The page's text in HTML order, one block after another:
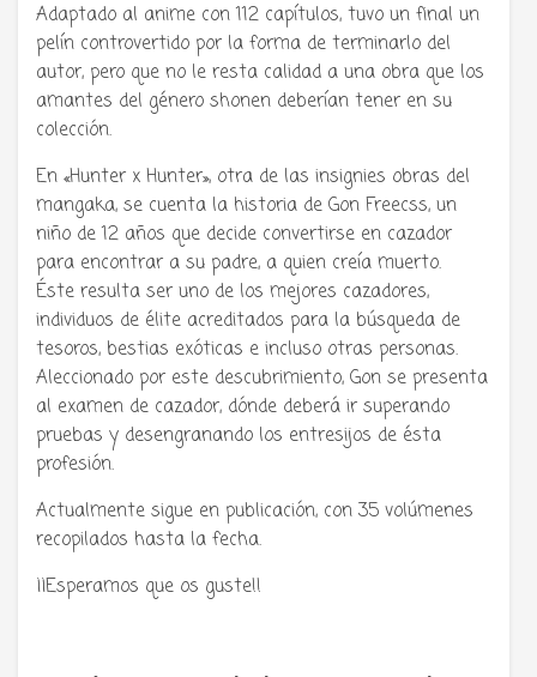
Adaptado al anime con 112 capítulos, tuvo un final un
pelín controvertido por la forma de terminarlo del
autor, pero que no le resta calidad a una obra que los
amantes del género shonen deberían tener en su
colección.
En «Hunter x Hunter», otra de las insignies obras del
mangaka, se cuenta la historia de Gon Freecss, un
niño de 12 años que decide convertirse en cazador
para encontrar a su padre, a quien creía muerto.
Éste resulta ser uno de los mejores cazadores,
individuos de élite acreditados para la búsqueda de
tesoros, bestias exóticas e incluso otras personas.
Aleccionado por este descubrimiento, Gon se presenta
al examen de cazador, dónde deberá ir superando
pruebas y desengranando los entresijos de ésta
profesión.
Actualmente sigue en publicación, con 35 volúmenes
recopilados hasta la fecha.
¡¡Esperamos que os guste!!